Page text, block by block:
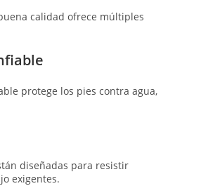
calidad ofrece múltiples
protege los pies contra agua,
diseñadas para resistir
exigentes.